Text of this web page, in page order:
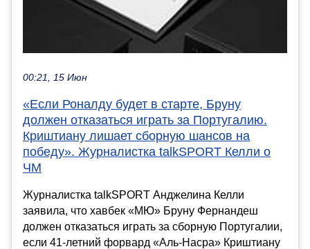
00:21, 15 Июн
«Если Роналду будет в старте, Бруну
должен отказаться играть за Португалию.
Криштиану лишает сборную шансов на
победу». Журналистка talkSPORT Келли о
ЧМ
Журналистка talkSPORT Анджелина Келли
заявила, что хавбек «МЮ» Бруну Фернандеш
должен отказаться играть за сборную Португалии,
если 41-летний форвард «Аль-Насра» Криштиану